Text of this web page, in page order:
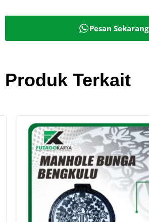
Pesan Sekarang
Produk Terkait